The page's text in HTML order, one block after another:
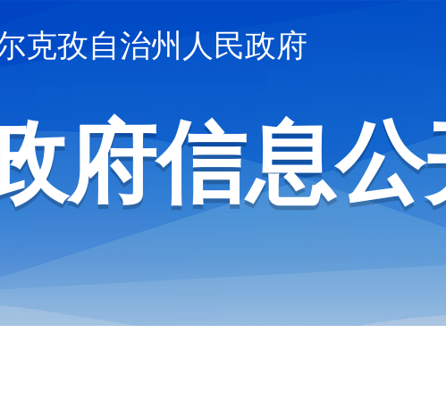
克孜自治州人民政府
府信息公